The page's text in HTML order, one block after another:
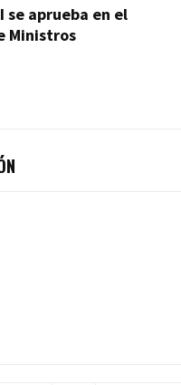
se aprueba en el
Ministros